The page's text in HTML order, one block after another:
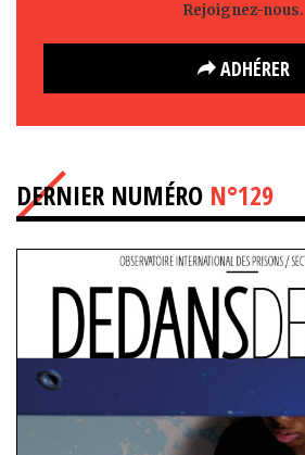
Rejoignez-nous.
ADHÉRER
DERNIER NUMÉRO N°129